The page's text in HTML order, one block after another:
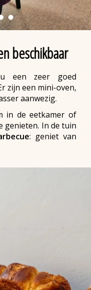
beschikbaar
een zeer goed
zijn een mini-oven,
aanwezig.
in de eetkamer of
genieten. In de tuin
: geniet van